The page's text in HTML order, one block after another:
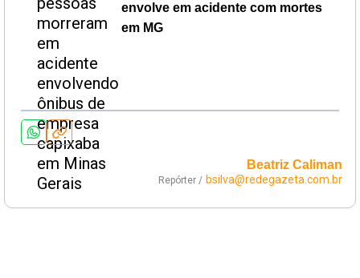
envolve em acidente com mortes
em MG
Beatriz Caliman
Repórter / bsilva@redegazeta.com.br